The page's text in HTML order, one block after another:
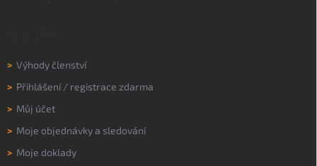
> Výhody členství
> Přihlášení/ registrace zdarma
> Můj účet
> Moje objednávky a sledování
> Moje doklady